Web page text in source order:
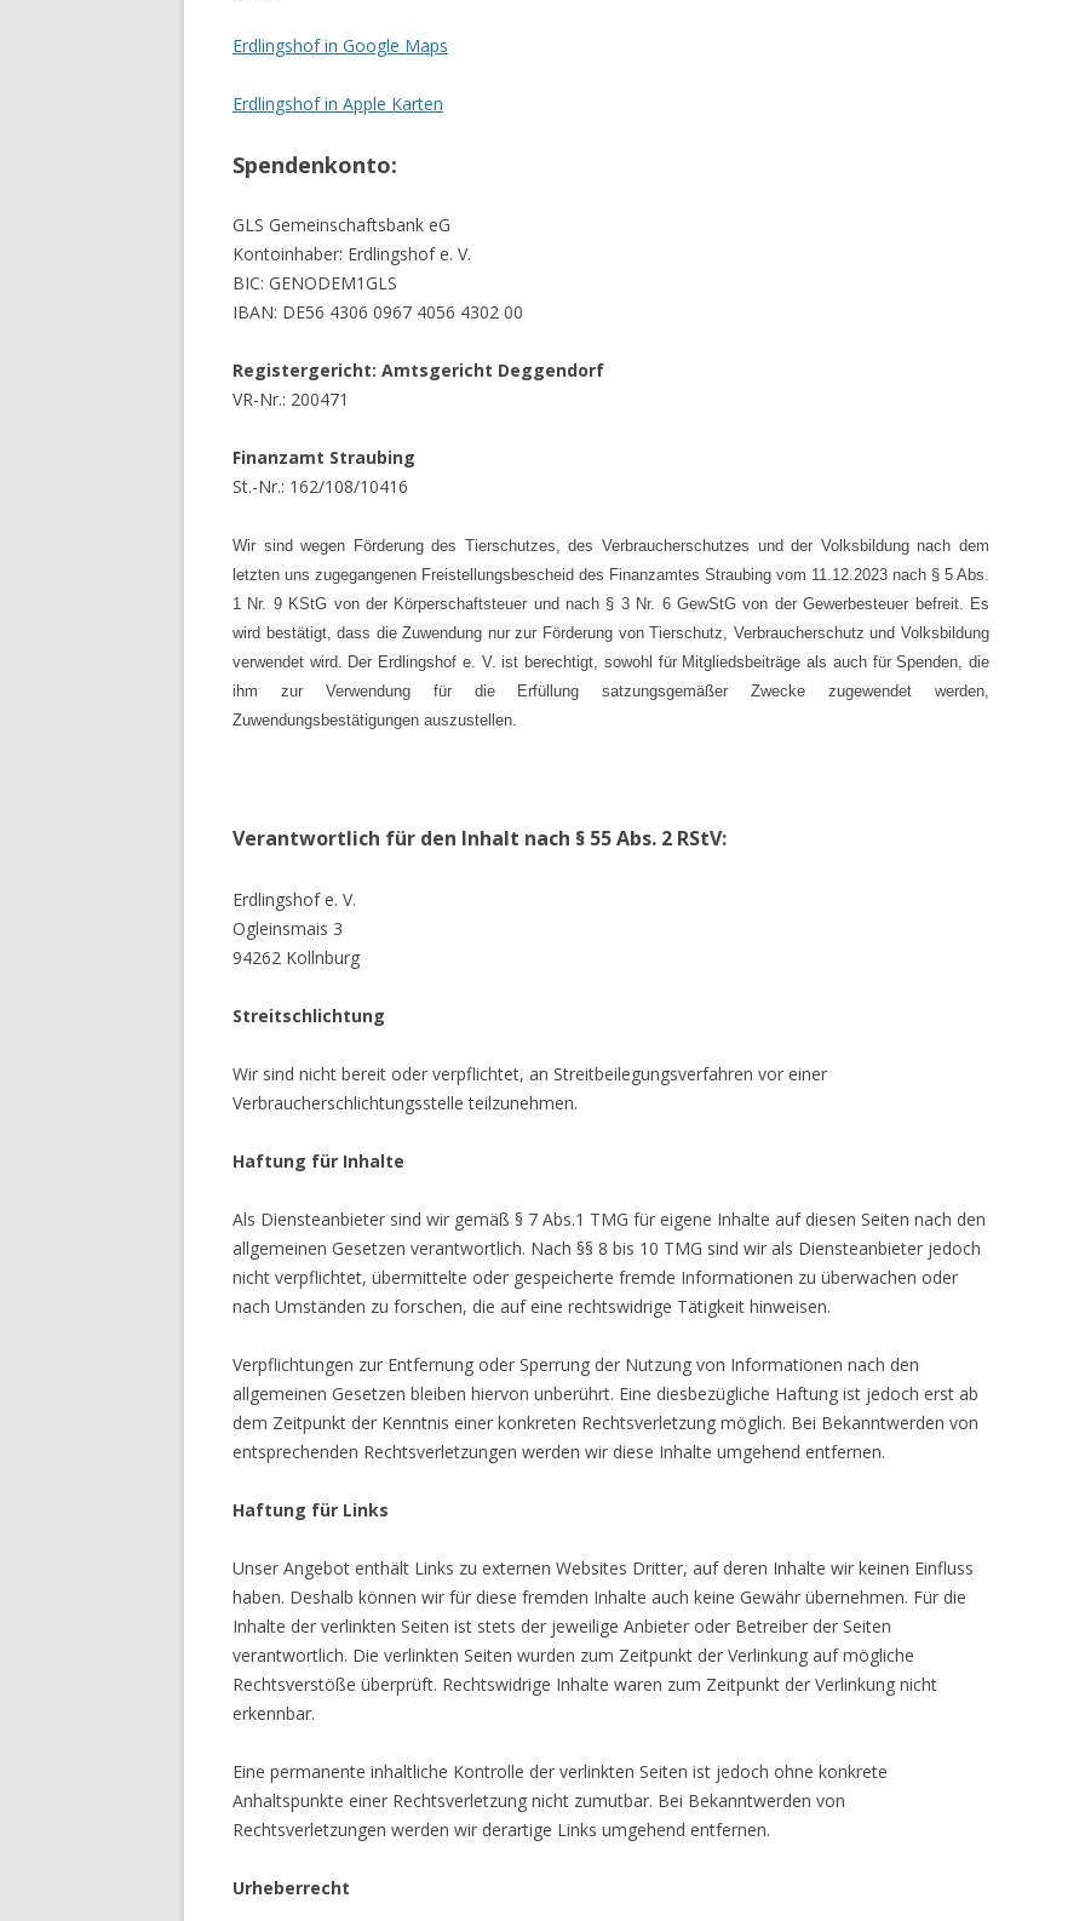
Erdlingshof in Google Maps
Erdlingshof in Apple Karten
Spendenkonto:
GLS Gemeinschaftsbank eG
Kontoinhaber: Erdlingshof e. V.
BIC: GENODEM1GLS
IBAN: DE56 4306 0967 4056 4302 00
Registergericht: Amtsgericht Deggendorf
VR-Nr.: 200471
Finanzamt Straubing
St.-Nr.: 162/108/10416
Wir sind wegenFörderung des Tierschutzes, des Verbraucherschutzes und der Volksbildungnach dem
letzten uns zugegangenen Freistellungsbescheid des FinanzamtesStraubingvom 11.12.2023 nach § 5 Abs.
1 Nr. 9 KStG von der Körperschaftsteuer und nach § 3 Nr. 6 GewStG von der Gewerbesteuer befreit. Es
wird bestätigt, dass die Zuwendung nur zur Förderung von Tierschutz, Verbraucherschutz und Volksbildung
verwendet wird.Der Erdlingshof e. V. ist berechtigt, sowohl für Mitgliedsbeiträge als auch für Spenden, die
ihm zur Verwendung für die Erfüllung satzungsgemäßer Zwecke zugewendet werden,
Zuwendungsbestätigungen auszustellen.
Verantwortlich für den Inhalt nach § 55 Abs. 2 RStV:
Erdlingshof e. V.
Ogleinsmais 3
94262 Kollnburg
Streitschlichtung
Wir sind nicht bereit oder verpflichtet, an Streitbeilegungsverfahren vor einer
Verbraucherschlichtungsstelle teilzunehmen.
Haftung für Inhalte
Als Diensteanbieter sind wir gemäß § 7 Abs.1 TMG für eigene Inhalte auf diesen Seiten nach den
allgemeinen Gesetzen verantwortlich. Nach §§ 8 bis 10 TMG sind wir als Diensteanbieter jedoch
nicht verpflichtet, übermittelte oder gespeicherte fremde Informationen zu überwachen oder
nach Umständen zu forschen, die auf eine rechtswidrige Tätigkeit hinweisen.
Verpflichtungen zur Entfernung oder Sperrung der Nutzung von Informationen nach den
allgemeinen Gesetzen bleiben hiervon unberührt. Eine diesbezügliche Haftung ist jedoch erst ab
dem Zeitpunkt der Kenntnis einer konkreten Rechtsverletzung möglich. Bei Bekanntwerden von
entsprechenden Rechtsverletzungen werden wir diese Inhalte umgehend entfernen.
Haftung für Links
Unser Angebot enthält Links zu externen Websites Dritter, auf deren Inhalte wir keinen Einfluss
haben. Deshalb können wir für diese fremden Inhalte auch keine Gewähr übernehmen. Für die
Inhalte der verlinkten Seiten ist stets der jeweilige Anbieter oder Betreiber der Seiten
verantwortlich. Die verlinkten Seiten wurden zum Zeitpunkt der Verlinkung auf mögliche
Rechtsverstöße überprüft. Rechtswidrige Inhalte waren zum Zeitpunkt der Verlinkung nicht
erkennbar.
Eine permanente inhaltliche Kontrolle der verlinkten Seiten ist jedoch ohne konkrete
Anhaltspunkte einer Rechtsverletzung nicht zumutbar. Bei Bekanntwerden von
Rechtsverletzungen werden wir derartige Links umgehend entfernen.
Urheberrecht